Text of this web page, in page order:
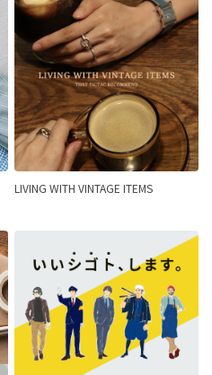
LIVING WITH VINTAGE ITEMS